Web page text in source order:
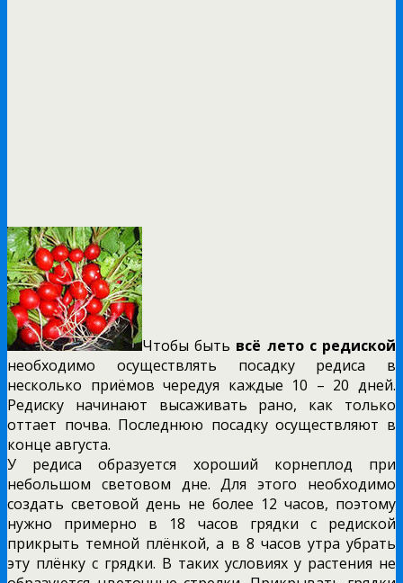
Чтобы быть всё лето с редиской
необходимо осуществлять посадку редиса в
несколько приёмов чередуя каждые 10 – 20 дней.
Редиску начинают высаживать рано, как только
оттает почва. Последнюю посадку осуществляют в
конце августа.
У редиса образуется хороший корнеплод при
небольшом световом дне.Для этого необходимо
создать световой день не более 12 часов, поэтому
нужно примерно в 18 часов грядки с редиской
прикрыть темной плёнкой, а в 8 часов утра убрать
эту плёнку с грядки. В таких условиях у растения не